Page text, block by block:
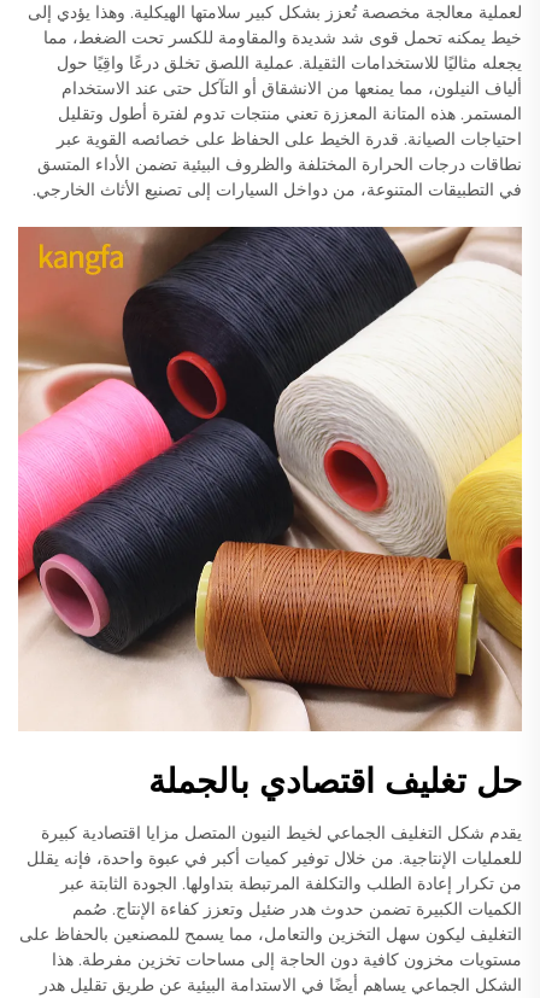
لعملية معالجة مخصصة تُعزز بشكل كبير سلامتها الهيكلية. وهذا يؤدي إلى
خيط يمكنه تحمل قوى شد شديدة والمقاومة للكسر تحت الضغط، مما
يجعله مثاليًا للاستخدامات الثقيلة. عملية اللصق تخلق درعًا واقِيًا حول
ألياف النيلون، مما يمنعها من الانشقاق أو التآكل حتى عند الاستخدام
المستمر. هذه المتانة المعززة تعني منتجات تدوم لفترة أطول وتقليل
احتياجات الصيانة. قدرة الخيط على الحفاظ على خصائصه القوية عبر
نطاقات درجات الحرارة المختلفة والظروف البيئية تضمن الأداء المتسق
في التطبيقات المتنوعة، من دواخل السيارات إلى تصنيع الأثاث الخارجي.
حل تغليف اقتصادي بالجملة
يقدم شكل التغليف الجماعي لخيط النيون المتصل مزايا اقتصادية كبيرة
للعمليات الإنتاجية. من خلال توفير كميات أكبر في عبوة واحدة، فإنه يقلل
من تكرار إعادة الطلب والتكلفة المرتبطة بتداولها. الجودة الثابتة عبر
الكميات الكبيرة تضمن حدوث هدر ضئيل وتعزز كفاءة الإنتاج. صُمم
التغليف ليكون سهل التخزين والتعامل، مما يسمح للمصنعين بالحفاظ على
مستويات مخزون كافية دون الحاجة إلى مساحات تخزين مفرطة. هذا
الشكل الجماعي يساهم أيضًا في الاستدامة البيئية عن طريق تقليل هدر